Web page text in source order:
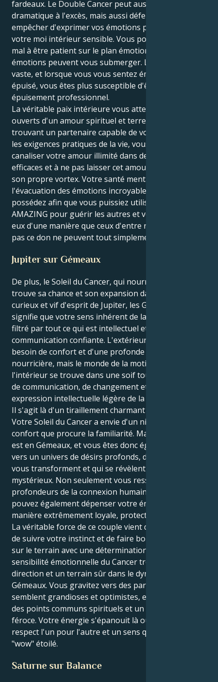
fardeaux. Le Double Cancer peut aussi vous rendre
dramatique à l'excès, mais aussi défensif et vous
empêcher d'exprimer vos émotions pour protéger
votre moi intérieur sensible. Vous pouvez avoir du
mal à être patient sur le plan émotionnel et vos
émotions peuvent vous submerger. Le monde est
vaste, et lorsque vous vous sentez émotionnellement
épuisé, vous êtes plus susceptible d'être victime d'un
épuisement professionnel.
La véritable paix intérieure vous attend dans les bras
ouverts d'un amour spirituel et terrestre. En
trouvant un partenaire capable de vous guider dans
les exigences pratiques de la vie, vous apprendrez à
canaliser votre amour illimité dans des actions
efficaces et à ne pas laisser cet amour sombrer dans
son propre vortex. Votre santé mentale dépend de
l'évacuation des émotions incroyables que vous
possédez afin que vous puissiez utiliser votre talent
AMAZING pour guérir les autres et vous connecter à
eux d'une manière que ceux d'entre nous qui n'ont
pas ce don ne peuvent tout simplement pas.
Jupiter sur Gémeaux
De plus, le Soleil du Cancer, qui nourrit les gens,
trouve sa chance et son expansion dans le domaine
curieux et vif d'esprit de Jupiter, les Gémeaux - ce qui
signifie que votre sens inhérent de la croissance est
filtré par tout ce qui est intellectuel et par une
communication confiante. L'extérieur de vous a
besoin de confort et d'une profonde connexion
nourricière, mais le monde de la motivation à
l'intérieur se trouve dans une soif toute-puissante
de communication, de changement et d'une
expression intellectuelle légère de la croissance.
Il s'agit là d'un tiraillement charmant et intriguant.
Votre Soleil du Cancer a envie d'un nid sûr et du
confort que procure la familiarité. Mais votre Jupiter
est en Gémeaux, et vous êtes donc également attiré
vers un univers de désirs profonds, d'objectifs qui
vous transforment et qui se révèlent infiniment
mystérieux. Non seulement vous ressentez les
profondeurs de la connexion humaine, mais vous
pouvez également dépenser votre énergie de
manière extrêmement loyale, protectrice et engagée.
La véritable force de ce couple vient de votre volonté
de suivre votre instinct et de faire bouger les choses
sur le terrain avec une détermination tranquille. La
sensibilité émotionnelle du Cancer trouve une
direction et un terrain sûr dans le dynamisme du
Gémeaux. Vous gravitez vers des partenariats qui
semblent grandioses et optimistes, enracinés dans
des points communs spirituels et un engagement
féroce. Votre énergie s'épanouit là où il y a du
respect l'un pour l'autre et un sens quotidien du
"wow" étoilé.
Saturne sur Balance